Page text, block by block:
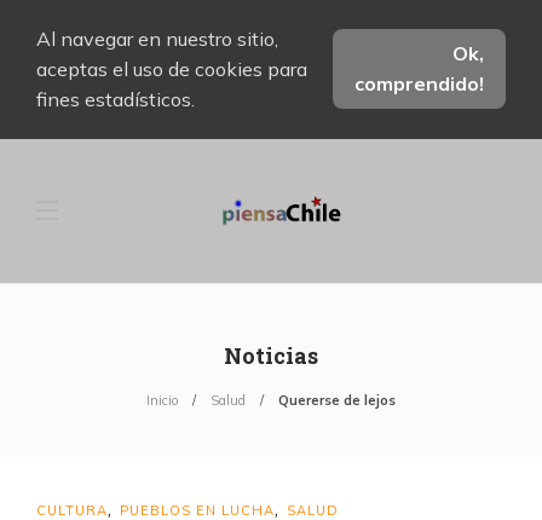
Al navegar en nuestro sitio,
aceptas el uso de cookies para
fines estadísticos.
Ok,
comprendido!
Noticias
Inicio Salud Quererse de lejos
CULTURA PUEBLOS EN LUCHA SALUD